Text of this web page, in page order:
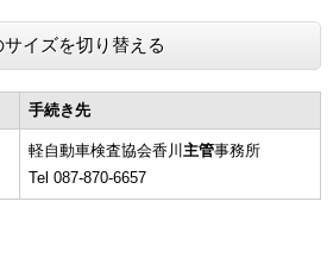
サイズを切り替える
手続き先
軽自動車検査協会香川 主管事務所
Tel 087-870-6657